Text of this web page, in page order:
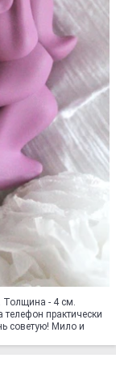
Толщина - 4 см.
практически
советую! Мило и